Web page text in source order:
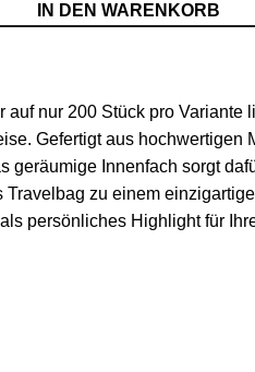
IN DEN WARENKORB
nur 200 Stück pro
Gefertigt aus
Innenfach sorgt
zu einem
persönliches Highlight für